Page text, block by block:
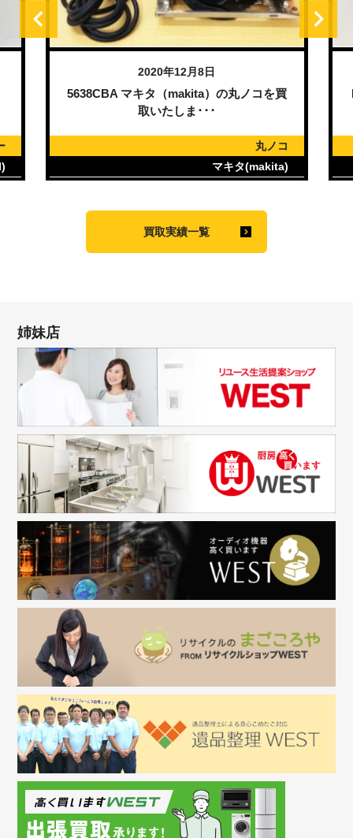
2020年12月8日
5638CBA マキタ（makita）の丸ノコを買
取いたしま･･･
丸ノコ
マキタ(makita)
買取実績一覧
姉妹店